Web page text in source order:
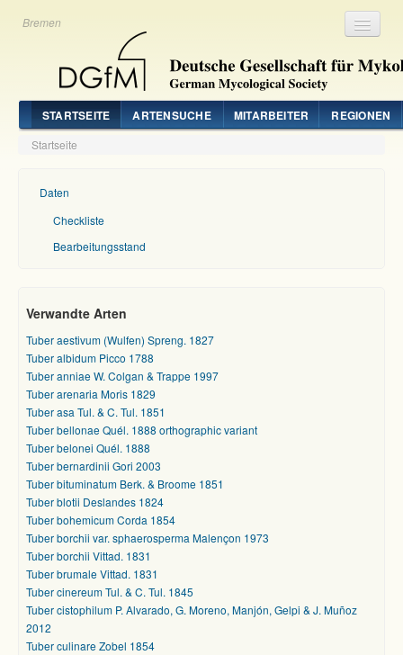
Bremen
STARTSEITE ARTENSUCHE MITARBEITER REGIONEN
Startseite
Daten
Checkliste
Bearbeitungsstand
Verwandte Arten
Tuber aestivum (Wulfen) Spreng. 1827
Tuber albidum Picco 1788
Tuber anniae W. Colgan & Trappe 1997
Tuber arenaria Moris 1829
Tuber asa Tul. & C. Tul. 1851
Tuber bellonae Quél. 1888 orthographic variant
Tuber belonei Quél. 1888
Tuber bernardinii Gori 2003
Tuber bituminatum Berk. & Broome 1851
Tuber blotii Deslandes 1824
Tuber bohemicum Corda 1854
Tuber borchii var. sphaerosperma Malençon 1973
Tuber borchii Vittad. 1831
Tuber brumale Vittad. 1831
Tuber cinereum Tul. & C. Tul. 1845
Tuber cistophilum P. Alvarado, G. Moreno, Manjón, Gelpi & J. Muñoz
2012
Tuber culinare Zobel 1854